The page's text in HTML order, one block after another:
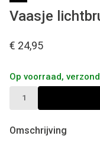
Vaasje
€ 24,95
Op voorraad,
Omschrijving